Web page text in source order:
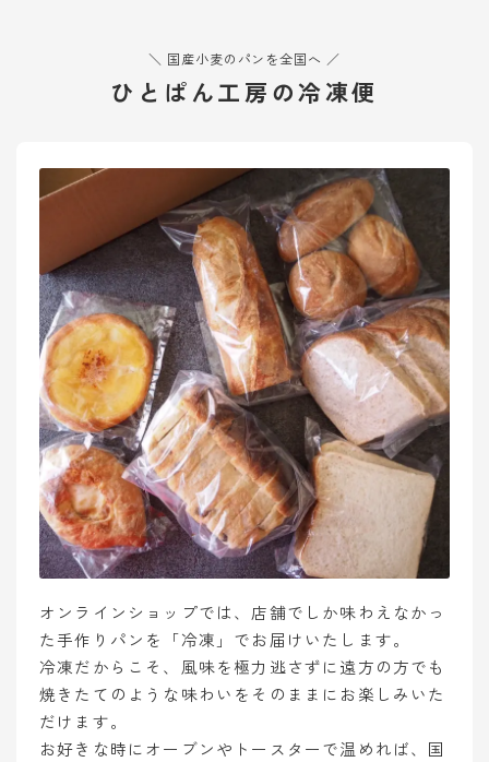
＼ 国産小麦のパンを全国へ ／
ひとぱん工房の冷凍便
オンラインショップでは、店舗でしか味わえなかっ
た手作りパンを「冷凍」でお届けいたします。
冷凍だからこそ、風味を極力逃さずに遠方の方でも
焼きたてのような味わいをそのままにお楽しみいた
だけます。
お好きな時にオーブンやトースターで温めれば、国